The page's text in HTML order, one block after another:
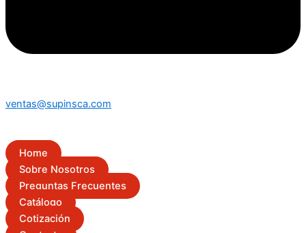
ventas@supinsca.com
Home
Sobre Nosotros
Preguntas Frecuentes
Catálogo
Cotización